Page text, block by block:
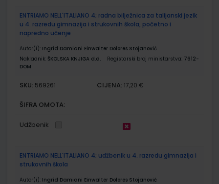
ENTRIAMO NELL'ITALIANO 4; radna bilježnica za talijanski jezik
u 4. razredu gimnazija i strukovnih škola, početno i
napredno učenje
Autor(i): Ingrid Damiani Einwalter Dolores Stojanović
Nakladnik: ŠKOLSKA KNJIGA d.d. Registarski broj ministarstva: 7612-
DOM
SKU: 569261 CIJENA: 17,20 €
ŠIFRA OMOTA:
Udžbenik
ENTRIAMO NELL'ITALIANO 4; udžbenik u 4. razredu gimnazija i
strukovnih škola
Autor(i): Ingrid Damiani Einwalter Dolores Stojanović